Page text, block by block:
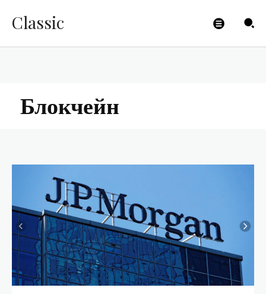
Classic
Блокчейн